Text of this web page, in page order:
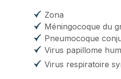
Zona
Méningocoque du
Pneumocoque
Virus papillome
Virus respiratoire